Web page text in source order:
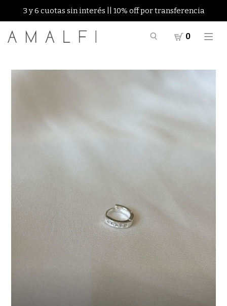
3 y 6 cuotas sin interés || 10% off por transferencia
0